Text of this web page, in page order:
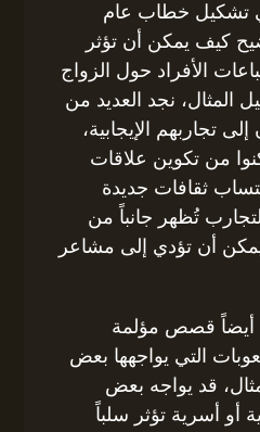
تشكيل خطاب عام
كيف يمكن أن تؤثر
الأفراد حول الزواج
المثال، نجد العديد من
تجاربهم الإيجابية،
من تكوين علاقات
ثقافات جديدة
تُظهر جانباً من
يمكن أن تؤدي إلى مشاعر
أيضاً قصص مؤلمة
التي يواجهها بعض
قد يواجه بعض
أو أسرية تؤثر سلباً